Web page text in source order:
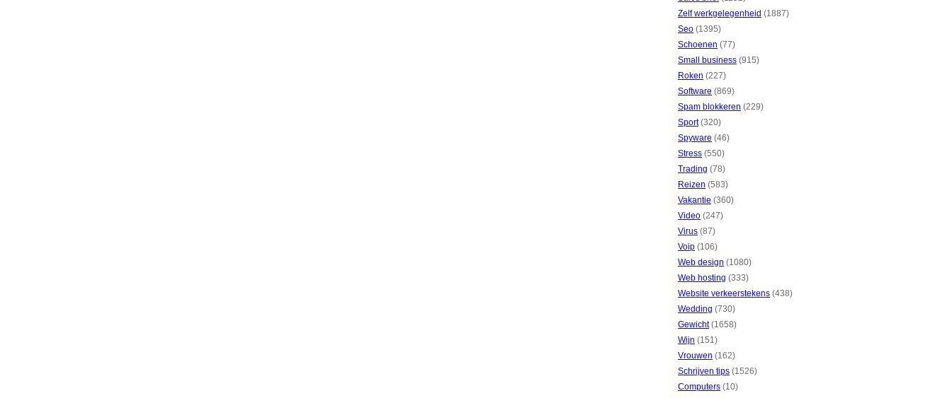
Zelf werkgelegenheid (1887)
Seo (1395)
Schoenen (77)
Small business (915)
Roken (227)
Software (869)
Spam blokkeren (229)
Sport(320)
Spyware (46)
Stress (550)
Trading (78)
Reizen (583)
Vakantie (360)
Video (247)
Virus (87)
Voip (106)
Web design (1080)
Web hosting (333)
Website verkeerstekens (438)
Wedding (730)
Gewicht(1658)
Wijn (151)
Vrouwen (162)
Schrijven tips (1526)
Computers (10)